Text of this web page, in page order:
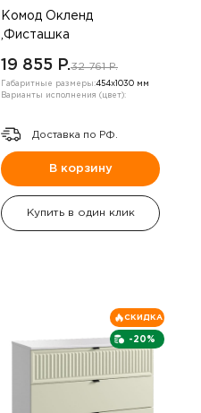
Комод Окленд
,Фисташка
19 855 P.32 761 P.
Габаритные размеры:454х1030 мм
Варианты исполнения (цвет):
Доставка по РФ.
В корзину
Купить в один клик
-20%
СКИДКА